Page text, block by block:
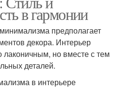
в гармонии
предполагает
декора. Интерьер
но вместе с тем
деталей.
в интерьере